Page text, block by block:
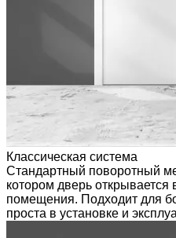
Классическая система
Стандартный поворотный
котором дверь открывается
помещения. Подходит для
проста в установке и